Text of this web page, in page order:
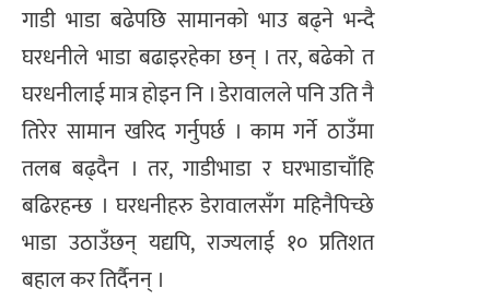
गाडी भाडा बढेपछि सामानको भाउ बढ्ने भन्दै
घरधनीले भाडा बढाइरहेका छन् । तर, बढेको त
घरधनीलाई मात्र होइन नि । डेरावालले पनि उति नै
तिरेर सामान खरिद गर्नुपर्छ । काम गर्ने ठाउँमा
तलब बढ्दैन । तर, गाडीभाडा र घरभाडाचाँहि
बढिरहन्छ । घरधनीहरु डेरावालसँग महिनैपिच्छे
भाडा उठाउँछन् यद्यपि, राज्यलाई १० प्रतिशत
बहाल कर तिर्दैनन् ।